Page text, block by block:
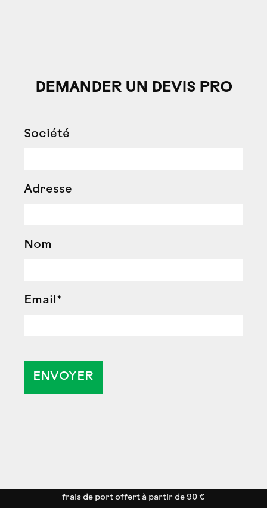
DEMANDER UN DEVIS PRO
Société
Adresse
Nom
Email*
frais de port offert à partir de 90 €